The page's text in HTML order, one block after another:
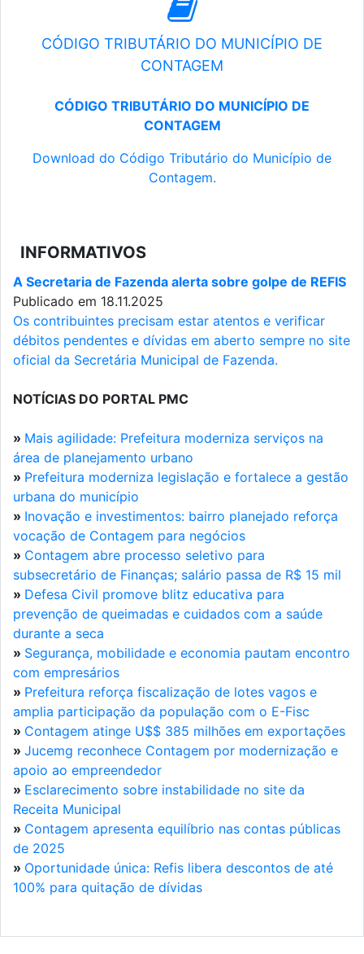
CÓDIGO TRIBUTÁRIO DO MUNICÍPIO DE
CONTAGEM
CÓDIGO TRIBUTÁRIO DO MUNICÍPIO DE
CONTAGEM
Download do Código Tributário do Município de
Contagem.
INFORMATIVOS
A Secretaria de Fazenda alerta sobre golpe de REFIS
Publicado em 18.11.2025
Os contribuintes precisam estar atentos e verificar
débitos pendentes e dívidas em aberto sempre no site
oficial da Secretária Municipal de Fazenda.
NOTÍCIAS DO PORTAL PMC
» Mais agilidade: Prefeitura moderniza serviços na
área de planejamento urbano
» Prefeitura moderniza legislação e fortalece a gestão
urbana do município
» Inovação e investimentos: bairro planejado reforça
vocação de Contagem para negócios
» Contagem abre processo seletivo para
subsecretário de Finanças; salário passa de R$ 15 mil
» Defesa Civil promove blitz educativa para
prevenção de queimadas e cuidados com a saúde
durante a seca
» Segurança, mobilidade e economia pautam encontro
com empresários
» Prefeitura reforça fiscalização de lotes vagos e
amplia participação da população com o E-Fisc
» Contagem atinge U$$ 385 milhões em exportações
» Jucemg reconhece Contagem por modernização e
apoio ao empreendedor
» Esclarecimento sobre instabilidade no site da
Receita Municipal
» Contagem apresenta equilíbrio nas contas públicas
de 2025
» Oportunidade única: Refis libera descontos de até
100% para quitação de dívidas